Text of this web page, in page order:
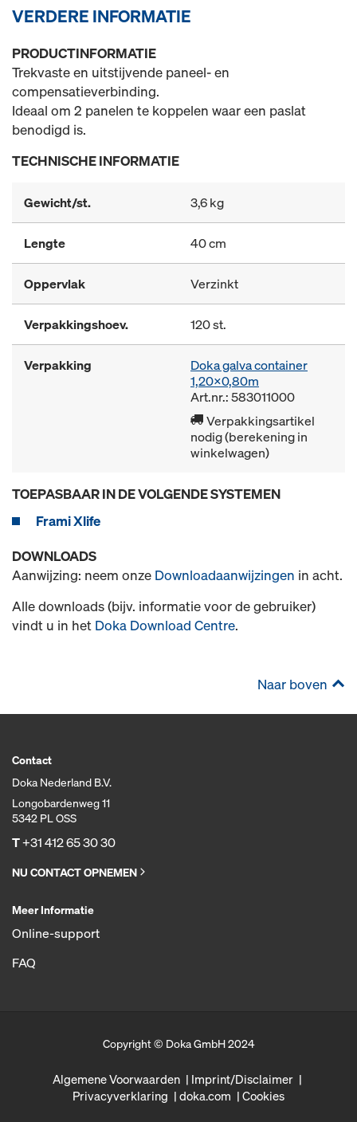
VERDERE INFORMATIE
PRODUCTINFORMATIE
Trekvaste en uitstijvende paneel- en
compensatieverbinding.
Ideaal om 2 panelen te koppelen waar een paslat
benodigd is.
TECHNISCHE INFORMATIE
Gewicht/st. 3,6 kg
Lengte 40 cm
Oppervlak Verzinkt
Verpakkingshoev. 120 st.
Verpakking
Doka galva container
1,20x0,80m
Art.nr.: 583011000
Verpakkingsartikel
nodig (berekening in
winkelwagen)
TOEPASBAAR IN DE VOLGENDE SYSTEMEN
Frami Xlife
DOWNLOADS
Aanwijzing: neem onze Downloadaanwijzingen in acht.
Alle downloads (bijv. informatie voor de gebruiker)
vindt u in het Doka Download Centre.
Naar boven
Contact
Doka Nederland B.V.
Longobardenweg 11
5342 PL OSS
T+31 412 65 30 30
NU CONTACT OPNEMEN
Meer Informatie
Online-support
FAQ
Copyright © Doka GmbH 2024
Algemene Voorwaarden
Imprint/Disclaimer
Privacyverklaring
doka.com Cookies